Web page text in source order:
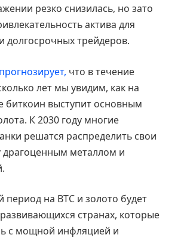
резко снизилась, но зато
актива для
долгосрочных трейдеров.
прогнозирует, что в течение
лет мы увидим, как на
выступит основным
К 2030 году многие
решатся распределить свои
металлом и
на BTC и золото будет
странах, которые
с мощной инфляцией и